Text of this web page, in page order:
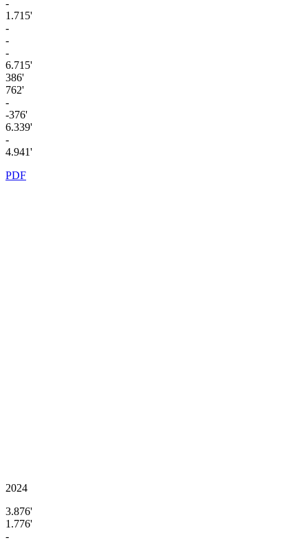
-
1.715'
-
-
-
6.715'
386'
762'
-
-376'
6.339'
-
4.941'
PDF
2024
3.876'
1.776'
-